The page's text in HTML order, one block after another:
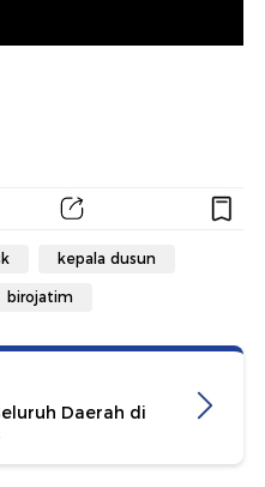
kepala dusun
birojatim
Daerah di